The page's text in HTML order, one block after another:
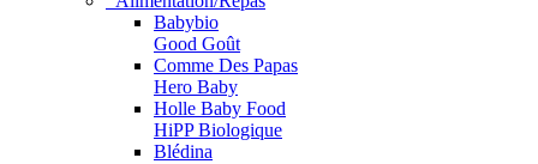
Babybio
Good Goût
Comme Des Papas
Hero Baby
Holle Baby Food
HiPP Biologique
Blédina